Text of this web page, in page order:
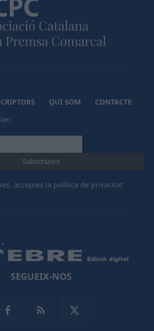
QUI SOM
CONTACTE
acceptes la política de privacitat
SEGUEIX-NOS